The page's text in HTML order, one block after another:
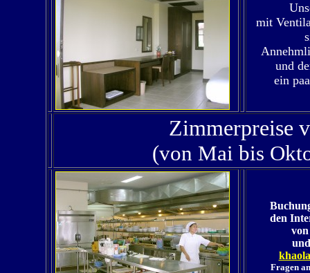
mit
und
ein
Zimmerpreise
(von Mai bis
den
Fragen